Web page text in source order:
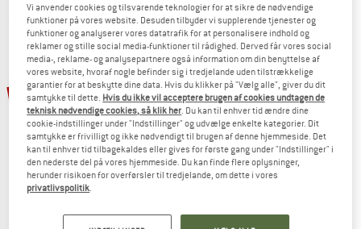
phase
NOW UP TO 50% OFF
TO THE SALE
15%
SEA TO SUMMIT
10%
EXPED
Vi anvender cookies og tilsvarende teknologier for at sikre de nødvendige
funktioner på vores website. Desuden tilbyder vi supplerende tjenester og
funktioner og analyserer vores datatrafik for at personalisere indhold og
reklamer og stille social media-funktioner til rådighed. Derved får vores social
media-, reklame- og analysepartnere også information om din benyttelse af
vores website, hvoraf nogle befinder sig i tredjelande uden tilstrækkelige
garantier for at beskytte dine data. Hvis du klikker på "Vælg alle", giver du dit
samtykke til dette. Hvis du ikke vil acceptere brugen af cookies undtagen de
teknisk nødvendige cookies, så klik her. Du kan til enhver tid ændre dine
cookie-indstillinger under "Indstillinger" og udvælge enkelte kategorier. Dit
samtykke er frivilligt og ikke nødvendigt til brugen af denne hjemmeside. Det
kan til enhver tid tilbagekaldes eller gives for første gang under "Indstillinger" i
den nederste del på vores hjemmeside. Du kan finde flere oplysninger,
herunder risikoen for overførsler til tredjelande, om dette i vores
privatlivspolitik.